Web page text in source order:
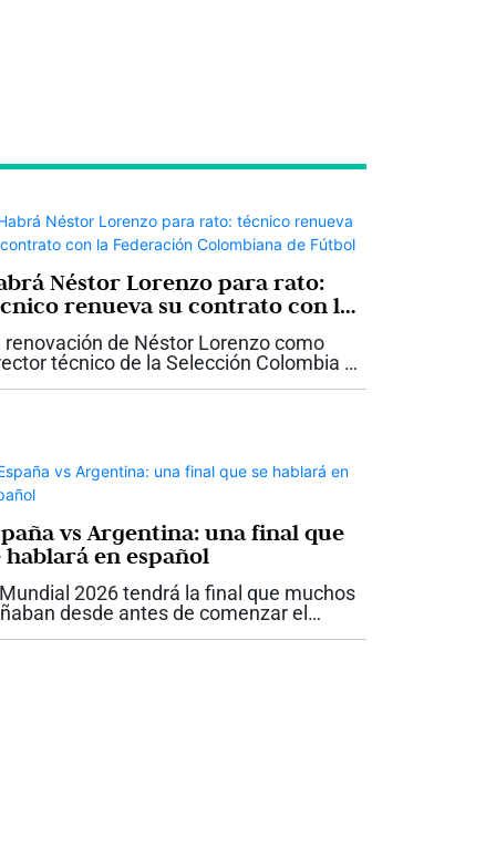
Néstor Lorenzo para rato:
renueva su contrato con la
Colombiana de Fútbol
renovación de Néstor Lorenzo como
técnico de la Selección Colombia ya
vs Argentina: una final que
hablará en español
2026 tendrá la final que muchos
desde antes de comenzar el